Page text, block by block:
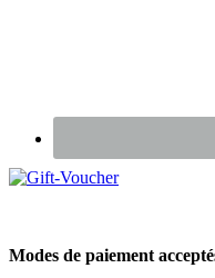
Modes de paiement